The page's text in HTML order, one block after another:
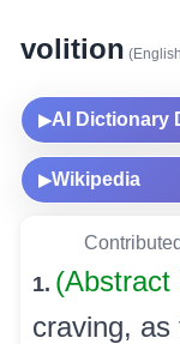
volition
▶AI Dictionary
▶Wikipedia
1. (Abstract
craving, as